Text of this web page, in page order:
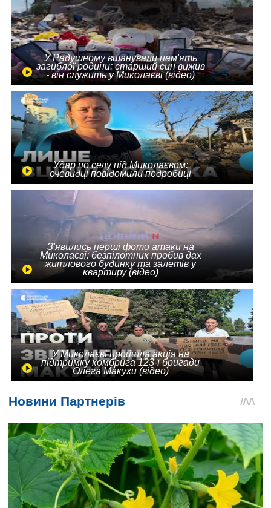
У Радушному вшанували пам'ять
загиблої родини: старший син вижив
- він служить у Миколаєві (відео)
Удар по селу під Миколаєвом:
очевидці повідомили подробиці
З'явились перші фото атаки на
Миколаєві: безпілотник пробив дах
житлового будинку та залетів у
квартиру (відео)
У Миколаєві пройшла акція на
підтримку комбрига 123-ї бригади
Олега Макухи (відео)